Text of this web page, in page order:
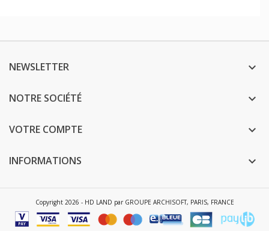
NEWSLETTER 
NOTRE SOCIÉTÉ 
VOTRE COMPTE 
INFORMATIONS 
Copyright 2026 - HD LAND par GROUPE ARCHISOFT, PARIS, FRANCE